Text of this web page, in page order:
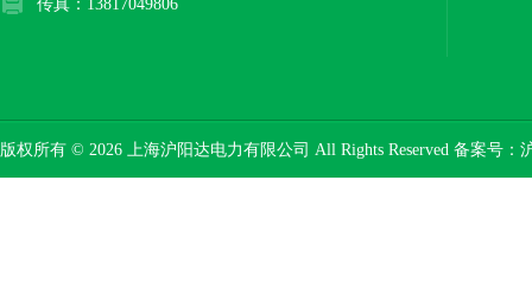
传真：13817049806
版权所有 © 2026 上海沪阳达电力有限公司 All Rights Reserved 备案号：